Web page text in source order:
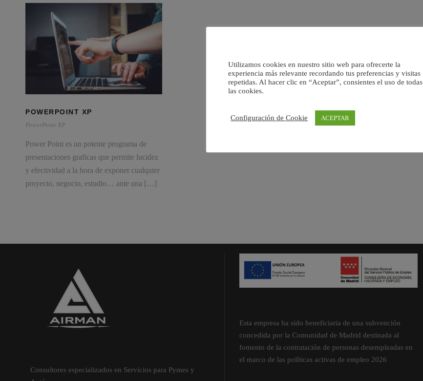
POWERPOINT XP
PowerPoint XP
Power Point es un potente programa de
presentaciones graficas que permite lucidez
y efectividad a la hora de exponer cualquier
proyecto, negocio, estudio… ante una […]
Consultores especializados en Servicios para Pymes y
Esta empresa ha sido beneficiaria de una subvención
concedida por la Comunidad de Madrid destinada al
fomento de la contratación de personas desempleadas en
el marco de las políticas activas de empleo 2026
Utilizamos cookies en nuestro sitio web para ofrecerte la
experiencia más relevante recordando tus preferencias y visitas
repetidas. Al hacer clic en “Aceptar”, consientes el uso de todas
las cookies.
Configuración de Cookie ACEPTAR